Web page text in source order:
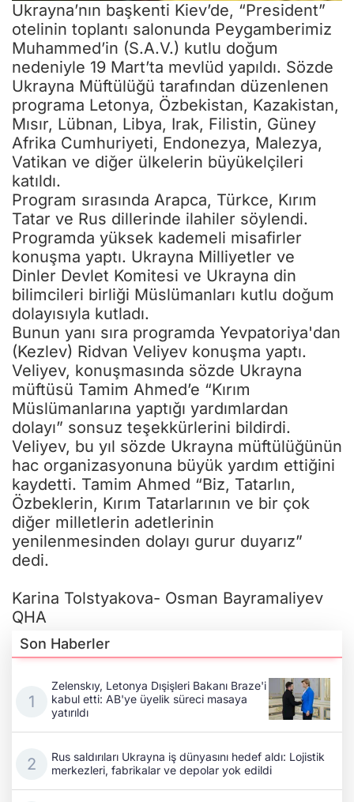
Ukrayna’nın başkenti Kiev’de, “President”
otelinin toplantı salonunda Peygamberimiz
Muhammed’in (S.A.V.) kutlu doğum
nedeniyle 19 Mart’ta mevlüd yapıldı. Sözde
Ukrayna Müftülüğü tarafından düzenlenen
programa Letonya, Özbekistan, Kazakistan,
Mısır, Lübnan, Libya, Irak, Filistin, Güney
Afrika Cumhuriyeti, Endonezya, Malezya,
Vatikan ve diğer ülkelerin büyükelçileri
katıldı.
Program sırasında Arapca, Türkce, Kırım
Tatar ve Rus dillerinde ilahiler söylendi.
Programda yüksek kademeli misafirler
konuşma yaptı. Ukrayna Milliyetler ve
Dinler Devlet Komitesi ve Ukrayna din
bilimcileri birliği Müslümanları kutlu doğum
dolayısıyla kutladı.
Bunun yanı sıra programda Yevpatoriya'dan
(Kezlev) Ridvan Veliyev konuşma yaptı.
Veliyev, konuşmasında sözde Ukrayna
müftüsü Tamim Ahmed’e “Kırım
Müslümanlarına yaptığı yardımlardan
dolayı” sonsuz teşekkürlerini bildirdi.
Veliyev, bu yıl sözde Ukrayna müftülüğünün
hac organizasyonuna büyük yardım ettiğini
kaydetti. Tamim Ahmed “Biz, Tatarlın,
Özbeklerin, Kırım Tatarlarının ve bir çok
diğer milletlerin adetlerinin
yenilenmesinden dolayı gurur duyarız”
dedi.
Karina Tolstyakova- Osman Bayramaliyev
QHA
Son Haberler
Zelenskıy, Letonya Dışişleri Bakanı Braze'i
kabul etti: AB'ye üyelik süreci masaya
yatırıldı
Rus saldırıları Ukrayna iş dünyasını hedef aldı: Lojistik
merkezleri, fabrikalar ve depolar yok edildi